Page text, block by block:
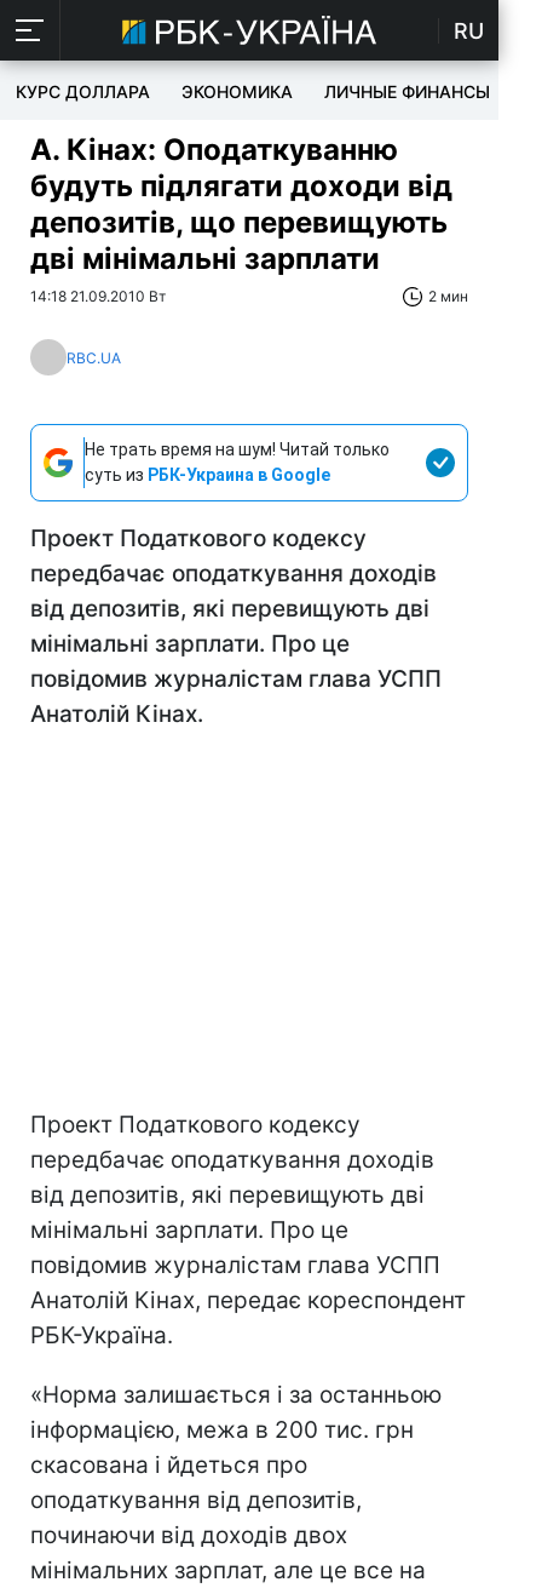
RU
КУРС ДОЛЛАРА ЭКОНОМИКА ЛИЧНЫЕ ФИНАНСЫ
А. Кінах: Оподаткуванню
будуть підлягати доходи від
депозитів, що перевищують
дві мінімальні зарплати
14:18 21.09.2010 Вт 2 мин
RBC.UA
Не трать время на шум! Читай только
суть из РБК-Украина в Google
Проект Податкового кодексу
передбачає оподаткування доходів
від депозитів, які перевищують дві
мінімальні зарплати. Про це
повідомив журналістам глава УСПП
Анатолій Кінах.
Проект Податкового кодексу
передбачає оподаткування доходів
від депозитів, які перевищують дві
мінімальні зарплати. Про це
повідомив журналістам глава УСПП
Анатолій Кінах, передає кореспондент
РБК-Україна.
«Норма залишається і за останньою
інформацією, межа в 200 тис. грн
скасована і йдеться про
оподаткування від депозитів,
починаючи від доходів двох
мінімальних зарплат, але це все на